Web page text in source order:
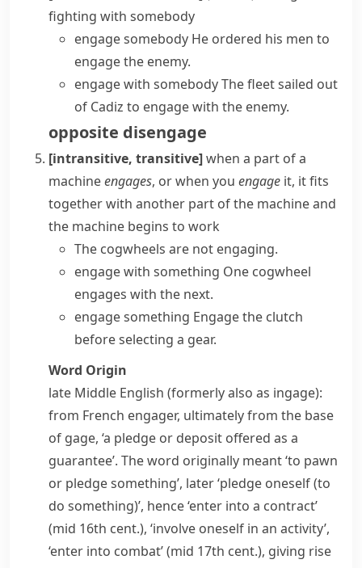
fighting with somebody
engage somebody He ordered his men to
engage the enemy.
engage with somebodyThe fleet sailed out
of Cadiz to engage with the enemy.
opposite disengage
[intransitive, transitive]when a part of a
machineengages, or when you engage it, it fits
together with another part of the machine and
the machine begins to work
The cogwheels are not engaging.
engage with something One cogwheel
engages with the next.
engage something Engage the clutch
before selecting a gear.
Word Origin
late Middle English (formerly also as ingage):
from French engager, ultimately from the base
of gage, ‘a pledge or deposit offered as a
guarantee’. The word originally meant ‘to pawn
or pledge something’, later ‘pledge oneself (to
do something)’, hence ‘enter into a contract’
(mid 16th cent.), ‘involve oneself in an activity’,
‘enter into combat’ (mid 17th cent.), giving rise